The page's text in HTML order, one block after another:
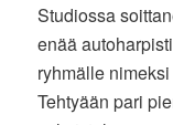
Studiossa
enää autoharpisti
ryhmälle nimeksi
Tehtyään pari